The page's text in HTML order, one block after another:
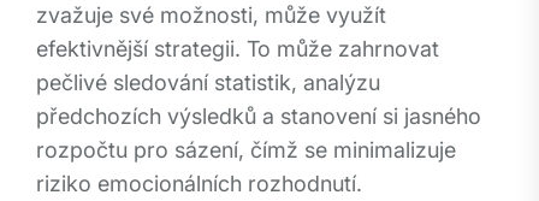
zvažuje své možnosti, může využít
efektivnější strategii. To může zahrnovat
pečlivé sledování statistik, analýzu
předchozích výsledků a stanovení si jasného
rozpočtu pro sázení, čímž se minimalizuje
riziko emocionálních rozhodnutí.